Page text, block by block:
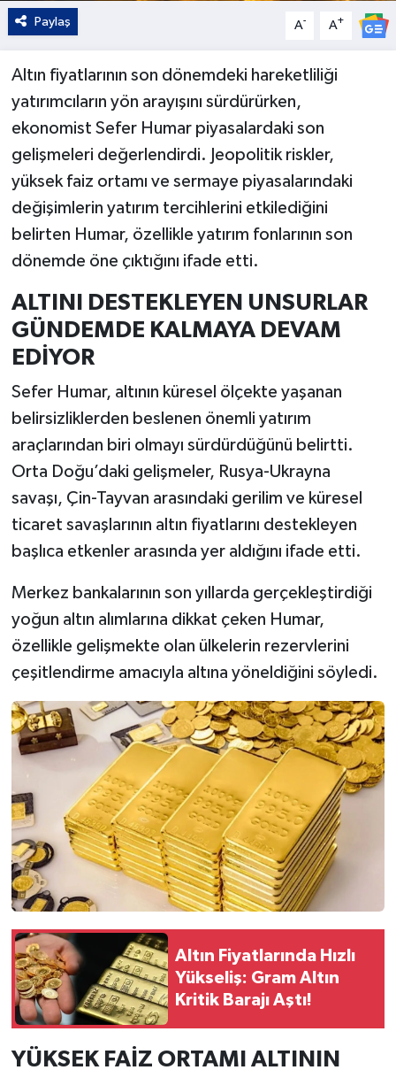
Paylaş A- A+
Altın fiyatlarının son dönemdeki hareketliliği
yatırımcıların yön arayışını sürdürürken,
ekonomist Sefer Humar piyasalardaki son
gelişmeleri değerlendirdi. Jeopolitik riskler,
yüksek faiz ortamı ve sermaye piyasalarındaki
değişimlerin yatırım tercihlerini etkilediğini
belirten Humar, özellikle yatırım fonlarının son
dönemde öne çıktığını ifade etti.
ALTINI DESTEKLEYEN UNSURLAR
GÜNDEMDE KALMAYA DEVAM
EDİYOR
Sefer Humar, altının küresel ölçekte yaşanan
belirsizliklerden beslenen önemli yatırım
araçlarından biri olmayı sürdürdüğünü belirtti.
Orta Doğu’daki gelişmeler, Rusya-Ukrayna
savaşı, Çin-Tayvan arasındaki gerilim ve küresel
ticaret savaşlarının altın fiyatlarını destekleyen
başlıca etkenler arasında yer aldığını ifade etti.
Merkez bankalarının son yıllarda gerçekleştirdiği
yoğun altın alımlarına dikkat çeken Humar,
özellikle gelişmekte olan ülkelerin rezervlerini
çeşitlendirme amacıyla altına yöneldiğini söyledi.
Altın Fiyatlarında Hızlı
Yükseliş: Gram Altın
Kritik Barajı Aştı!
YÜKSEK FAİZ ORTAMI ALTININ